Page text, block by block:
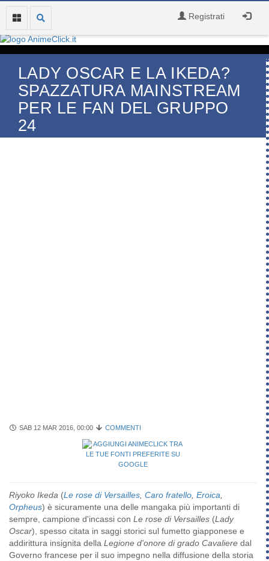
Registrati
LADY OSCAR E LA IKEDA?
SPAZZATURA MAINSTREAM
PER LE FAN DEL GRUPPO
24
SAB 12 MAR 2016, 00:00 COMMENTI
Riyoko Ikeda (Le rose di Versailles, Caro fratello, Eroica,
Orpheus) è sicuramente una delle mangaka più importanti di
sempre, campione d'incassi con Le rose di Versailles (Lady
Oscar), spesso citata in saggi storici sul fumetto giapponese e
addirittura insignita della Legione d'onore di grado Cavaliere dal
Governo francese per il suo impegno nella diffusione della storia